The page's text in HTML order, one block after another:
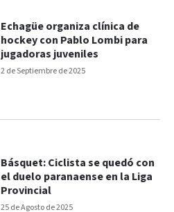
2 de Septiembre de 2025
Echagüe organiza clínica de
hockey con Pablo Lombi para
jugadoras juveniles
25 de Agosto de 2025
Básquet: Ciclista se quedó con
el duelo paranaense en la Liga
Provincial